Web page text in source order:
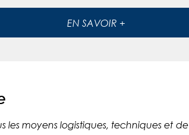
EN SAVOIR +
les moyens logistiques, techniques et de